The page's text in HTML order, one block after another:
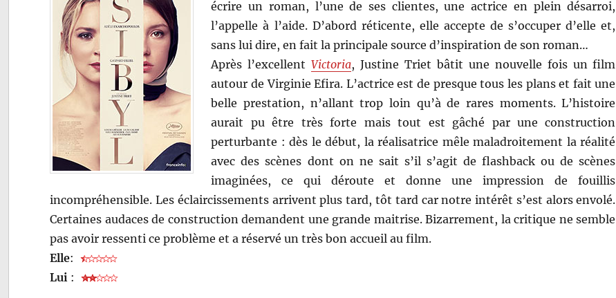
écrire un roman, l’une de ses clientes, une actrice en plein désarroi,
l’appelle à l’aide. D’abord réticente, elle accepte de s’occuper d’elle et,
sans lui dire, en fait la principale source d’inspiration de son roman…
Après l’excellentVictoria, Justine Triet bâtit une nouvelle fois un film
autour de Virginie Efira. L’actrice est de presque tous les plans et fait une
belle prestation, n’allant trop loin qu’à de rares moments. L’histoire
aurait pu être très forte mais tout est gâché par une construction
perturbante : dès le début, la réalisatrice mêle maladroitement la réalité
avec des scènes dont on ne sait s’il s’agit de flashback ou de scènes
imaginées, ce qui déroute et donne une impression de fouillis
incompréhensible. Les éclaircissements arrivent plus tard, tôt tard car notre intérêt s’est alors envolé.
Certaines audaces de construction demandent une grande maitrise. Bizarrement, la critique ne semble
pas avoir ressenti ce problème et a réservé un très bon accueil au film.
Elle:
Lui :